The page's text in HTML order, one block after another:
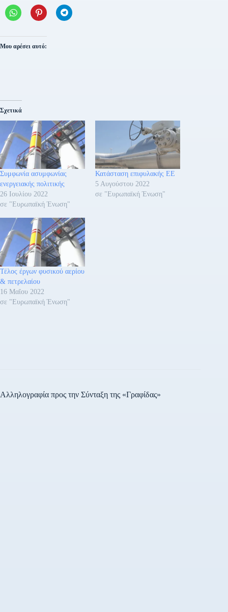
Μου αρέσει αυτό:
Σχετικά
Συμφωνία ασυμφωνίας
ενεργειακής πολιτικής
26 Ιουλίου 2022
σε "Ευρωπαϊκή Ένωση"
Κατάσταση επιφυλακής ΕΕ
5 Αυγούστου 2022
σε "Ευρωπαϊκή Ένωση"
Τέλος έργων φυσικού αερίου
& πετρελαίου
16 Μαΐου 2022
σε "Ευρωπαϊκή Ένωση"
Αλληλογραφία προς την Σύνταξη της «Γραφίδας»